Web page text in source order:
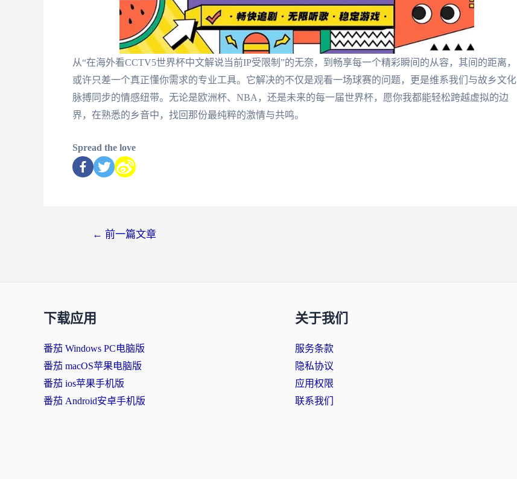
从“在海外看CCTV5世界杯中文解说当前IP受限制”的无奈，到畅享每一个精彩瞬间的从容，其间的距离，
或许只差一个真正懂你需求的专业工具。它解决的不仅是观看一场球赛的问题，更是维系我们与故乡文化
脉搏同步的情感纽带。无论是欧洲杯、NBA，还是未来的每一届世界杯，愿你我都能轻松跨越虚拟的边
界，在熟悉的乡音中，找回那份最纯粹的激情与共鸣。
Spread the love
← 前一篇文章
下载应用
番茄 Windows PC电脑版
番茄 macOS苹果电脑版
番茄 ios苹果手机版
番茄 Android安卓手机版
关于我们
服务条款
隐私协议
应用权限
联系我们